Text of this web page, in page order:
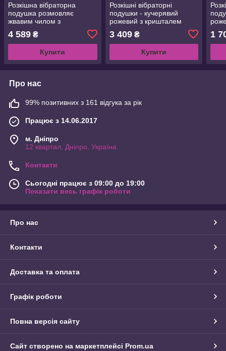
Розкішна вібраторна
подушка розмовляє
жвавим чилом з
кришталем Сваровського
для точки G, подарункова
упаковка
4 589 ₴
Купити
Розкішні вібраторні
подушки - кучерявий
рожевий з кришталем
3 409₴
Купити
1
Про нас
99% позитивних з 161 відгука за рік
Працює з 14.06.2017
м. Дніпро
12 квартал, Дніпро, Україна
Контакти
Сьогодні працює з 09:00 до 19:00
Показати весь графік роботи
Про нас
Контакти
Доставка та оплата
Графік роботи
Повна версія сайту
Сайт створено на маркетплейсі Prom.ua